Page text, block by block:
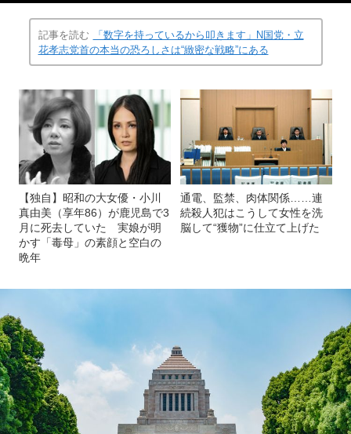
記事を読む
「数字を持っているから叩きます」N国党・立
花孝志党首の本当の恐ろしさは“緻密な戦略”にある
【独自】昭和の大女優・小川
真由美（享年86）が鹿児島で3
月に死去していた 実娘が明
かす「毒母」の素顔と空白の
晩年
通電、監禁、肉体関係……連
続殺人犯はこうして女性を洗
脳して“獲物”に仕立て上げた